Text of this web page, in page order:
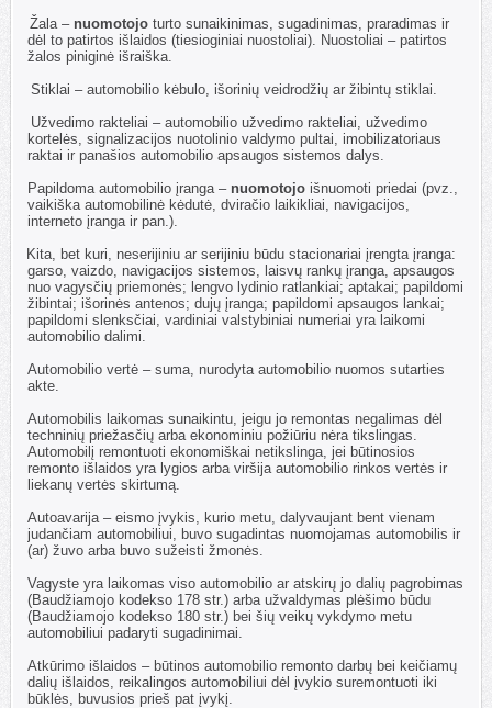
Žala – nuomotojo turto sunaikinimas, sugadinimas, praradimas ir
dėl to patirtos išlaidos (tiesioginiai nuostoliai). Nuostoliai – patirtos
žalos piniginė išraiška.
Stiklai – automobilio kėbulo, išorinių veidrodžių ar žibintų stiklai.
Užvedimo rakteliai – automobilio užvedimo rakteliai, užvedimo
kortelės, signalizacijos nuotolinio valdymo pultai, imobilizatoriaus
raktai ir panašios automobilio apsaugos sistemos dalys.
Papildoma automobilio įranga – nuomotojo išnuomoti priedai (pvz.,
vaikiška automobilinė kėdutė, dviračio laikikliai, navigacijos,
interneto įranga ir pan.).
Kita, bet kuri, neserijiniu ar serijiniu būdu stacionariai įrengta įranga:
garso, vaizdo, navigacijos sistemos, laisvų rankų įranga, apsaugos
nuo vagysčių priemonės; lengvo lydinio ratlankiai; aptakai; papildomi
žibintai; išorinės antenos; dujų įranga; papildomi apsaugos lankai;
papildomi slenksčiai, vardiniai valstybiniai numeriai yra laikomi
automobilio dalimi.
Automobilio vertė – suma, nurodyta automobilio nuomos sutarties
akte.
Automobilis laikomas sunaikintu, jeigu jo remontas negalimas dėl
techninių priežasčių arba ekonominiu požiūriu nėra tikslingas.
Automobilį remontuoti ekonomiškai netikslinga, jei būtinosios
remonto išlaidos yra lygios arba viršija automobilio rinkos vertės ir
liekanų vertės skirtumą.
Autoavarija – eismo įvykis, kurio metu, dalyvaujant bent vienam
judančiam automobiliui, buvo sugadintas nuomojamas automobilis ir
(ar) žuvo arba buvo sužeisti žmonės.
Vagyste yra laikomas viso automobilio ar atskirų jo dalių pagrobimas
(Baudžiamojo kodekso 178 str.) arba užvaldymas plėšimo būdu
(Baudžiamojo kodekso 180 str.) bei šių veikų vykdymo metu
automobiliui padaryti sugadinimai.
Atkūrimo išlaidos – būtinos automobilio remonto darbų bei keičiamų
dalių išlaidos, reikalingos automobiliui dėl įvykio suremontuoti iki
būklės, buvusios prieš pat įvykį.